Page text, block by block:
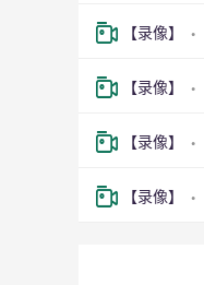
【录像】
【录像】
【录像】
【录像】